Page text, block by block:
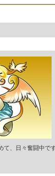
て、日々奮闘中で